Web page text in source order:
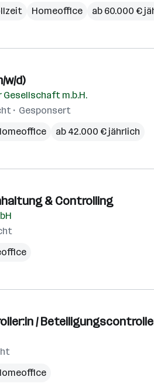
Homeoffice ab 60.000 €
w/d)
m.b.H.
Gesponsert
ab 42.000 € jährlich
& Controlling
/